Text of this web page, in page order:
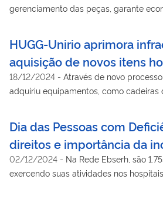
gerenciamento das peças, garante
HUGG-Unirio aprimora
aquisição de novos itens
18/12/2024 - Através de novo
adquiriu equipamentos, como cadeiras
Dia das Pessoas com
direitos e importância da
02/12/2024 - Na Rede Ebserh, são
exercendo suas atividades nos